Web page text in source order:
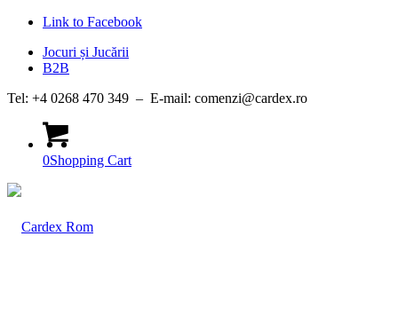
Link to Facebook
Jocuri și Jucării
B2B
Tel: +4 0268 470 349 – E-mail: comenzi@cardex.ro
0Shopping Cart